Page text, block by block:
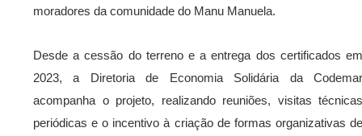
moradores da comunidade do Manu Manuela.
Desde a cessão do terreno e a entrega dos certificados em
2023, a Diretoria de Economia Solidária da Codemar
acompanha o projeto, realizando reuniões, visitas técnicas
periódicas e o incentivo à criação de formas organizativas de